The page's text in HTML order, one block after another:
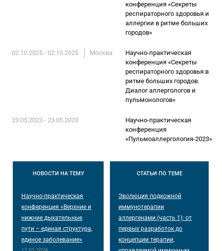
конференция «Секреты
респираторного здоровья и
аллергии в ритме больших
городов»
02.10.2025 - 02.10.2025 Москва
Научно-практическая
конференция «Секреты
респираторного здоровья в
ритме больших городов.
Диалог аллергологов и
пульмонологов»
23.05.2023 - 23.05.2023
Научно-практическая
конференция
«Пульмоаллергология-2023»
НОВОСТИ НА ТЕМУ
Научно-практическая
конференция «Верхние и
нижние дыхательные
пути – единая структура,
единое заболевание»
17.02.2026
СТАТЬИ ПО ТЕМЕ
Эволюция подкожной
иммунотерапии
аллергенами (часть 1): от
первых разработок до
концепции терапии,